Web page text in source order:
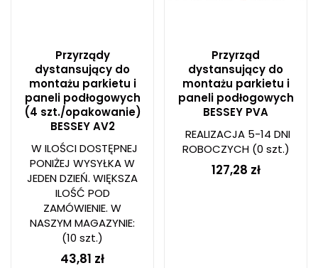
Przyrządy
dystansujący do
montażu parkietu i
paneli podłogowych
(4 szt./opakowanie)
BESSEY AV2
W ILOŚCI DOSTĘPNEJ
PONIŻEJ WYSYŁKA W
JEDEN DZIEŃ. WIĘKSZA
ILOŚĆ POD
ZAMÓWIENIE. W
NASZYM MAGAZYNIE:
(10 szt.)
43,81 zł
Przyrząd
dystansujący do
montażu parkietu i
paneli podłogowych
BESSEY PVA
REALIZACJA 5-14 DNI
ROBOCZYCH(0 szt.)
127,28 zł